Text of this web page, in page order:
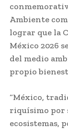
Ambiente
lograr que la
México 2026
del medio
propio
“México,
riquísimo por
ecosistemas,